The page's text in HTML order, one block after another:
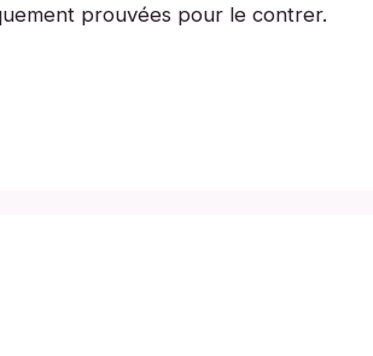
prouvées pour le contrer.